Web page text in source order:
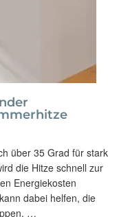
über 35 Grad für stark
die Hitze schnell zur
Energiekosten
dabei helfen, die
…